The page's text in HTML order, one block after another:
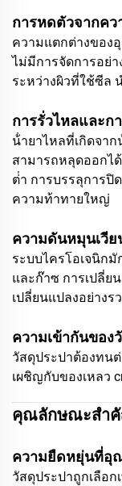
การหดตัวจากคว
ความแตกต่างของ
ไม่มีการจัดการอย่า
ระหว่างผิวที่ใช้ซีล
การรั่วไหลและก
น้ํายาไหลที่เกิดจาก
สามารถหลุดออกไ
ต่ํา การบรรลุการปิ
ความท้าทายใหญ่
ความดันหมุนเวีย
ระบบไครโอเจนิกมั
และก๊าซ การเปลี่ย
เปลี่ยนแปลงอย่างร
ความเข้ากันของ
วัสดุประปาต้องทน
เผชิญกับของเหลว
คุณลักษณะสำคั
ความยืดหยุ่นที่อุ
วัสดุประปาถูกเลือ